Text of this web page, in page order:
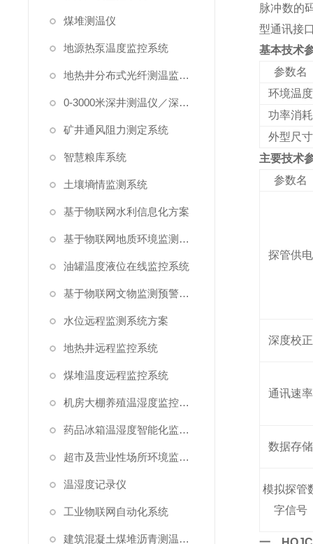
煤堆测温仪
地源热泵温度监控系统
地热井分布式光纤测温监测系统
0-3000米深井测温仪／深水测温仪
矿井通风阻力测定系统
智慧粮库系统
土壤墒情监测系统
基于物联网水利信息化方案
基于物联网地质环境监测预警方案
油罐温度液位在线监控系统
基于物联网文物监测预警解决方案
水位远程监测系统方案
地热井远程监控系统
煤堆温度远程监控系统
机房大棚养殖温湿度监控系统
药品冰箱温湿度智能化监控系统方案
超市及营业性场所环境监测系统
温湿度记录仪
工业物联网自动化系统
建筑混凝土煤堆沥青测温系统
脉冲数的
型通讯接
基本技术
参数名
环境温度
功率消耗
外型尺寸
主要技术
参数名
探管供电
深度校正
通讯速率
数据存储
模拟探管
字信号